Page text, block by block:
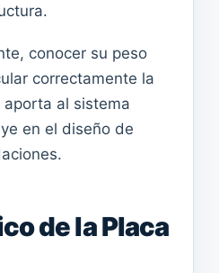
conocer su peso
correctamente la
al sistema
en el diseño de
de la Placa